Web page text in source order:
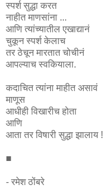
स्पर्श सुद्धा करत
नाहीत माणसांना ...
आणि त्यांच्यातील एखाद्यानं
चुकून स्पर्श केलाच
तर ठेचून मारतात चोचीनं
आपल्याच स्वकियाला.
कदाचित त्यांना माहीत असावं
माणूस
आधीही विखारीच होता
आणि
आता तर विषारी सुद्धा झालाय !
■
- रमेश ठोंबरे